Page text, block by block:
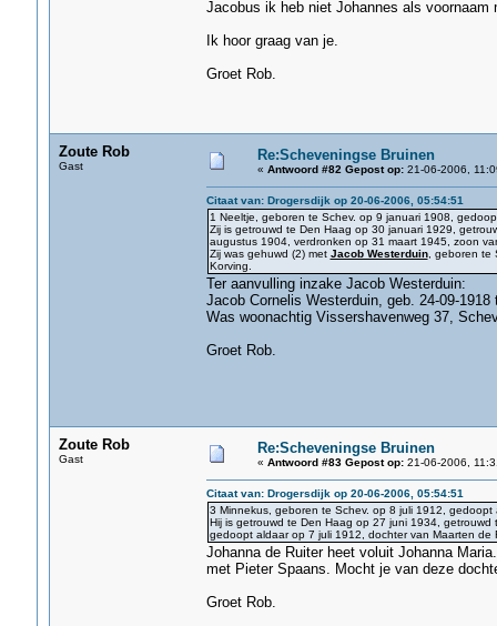
Jacobus ik heb niet Johannes als voornaam
Ik hoor graag van je.
Groet Rob.
Zoute Rob
Gast
Re:Scheveningse Bruinen
« Antwoord #82 Gepost op:21-06-2006,
Citaat van: Drogersdijk op 20-06-2006, 05:54:51
1 Neeltje, geboren te Schev. op 9 januari 1908,
Zij is getrouwd te Den Haag op 30 januari 1929,
augustus 1904, verdronken op 31 maart 1945, zoon
Zij was gehuwd (2) met Jacob Westerduin, geboren te
Korving.
Ter aanvulling inzake Jacob Westerduin:
Jacob Cornelis Westerduin, geb. 24-09-
Was woonachtig Vissershavenweg 37,
Groet Rob.
Zoute Rob
Gast
Re:Scheveningse Bruinen
« Antwoord #83 Gepost op:21-06-2006,
Citaat van: Drogersdijk op 20-06-2006, 05:54:51
3 Minnekus, geboren te Schev. op 8 juli 1912,
Hij is getrouwd te Den Haag op 27 juni 1934,
gedoopt aldaar op 7 juli 1912, dochter van Maarten de
Johanna de Ruiter heet voluit Johanna
met Pieter Spaans. Mocht je van deze
Groet Rob.